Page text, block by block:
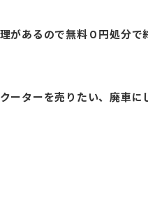
があるので無料０円処分で
ターを売りたい、廃車